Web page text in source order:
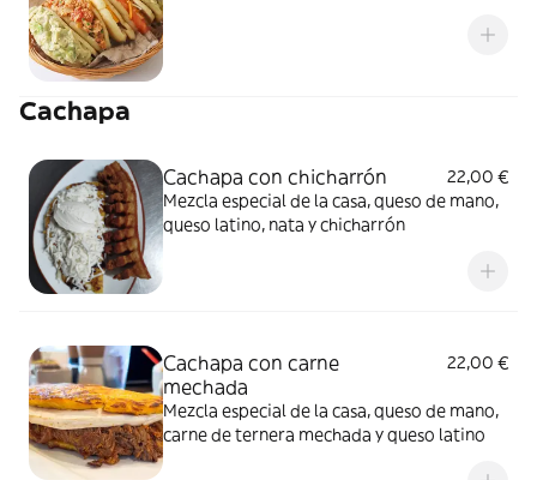
Cachapa
Cachapa con chicharrón
22,00 €
Mezcla especial de la casa, queso de mano,
queso latino, nata y chicharrón
Cachapa con carne
mechada
22,00 €
Mezcla especial de la casa, queso de mano,
carne de ternera mechada y queso latino